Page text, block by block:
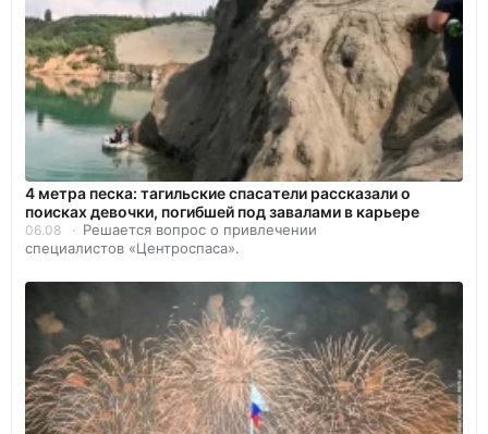
4 метра песка: тагильские спасатели рассказали о
поисках девочки, погибшей под завалами в карьере
06.08
Решается вопрос о привлечении
специалистов «Центроспаса».